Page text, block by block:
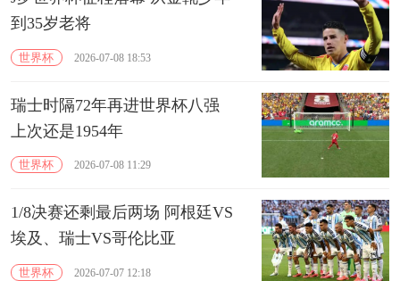
到35岁老将
世界杯 2026-07-08 18:53
瑞士时隔72年再进世界杯八强
上次还是1954年
世界杯 2026-07-08 11:29
1/8决赛还剩最后两场 阿根廷VS
埃及、瑞士VS哥伦比亚
世界杯 2026-07-07 12:18